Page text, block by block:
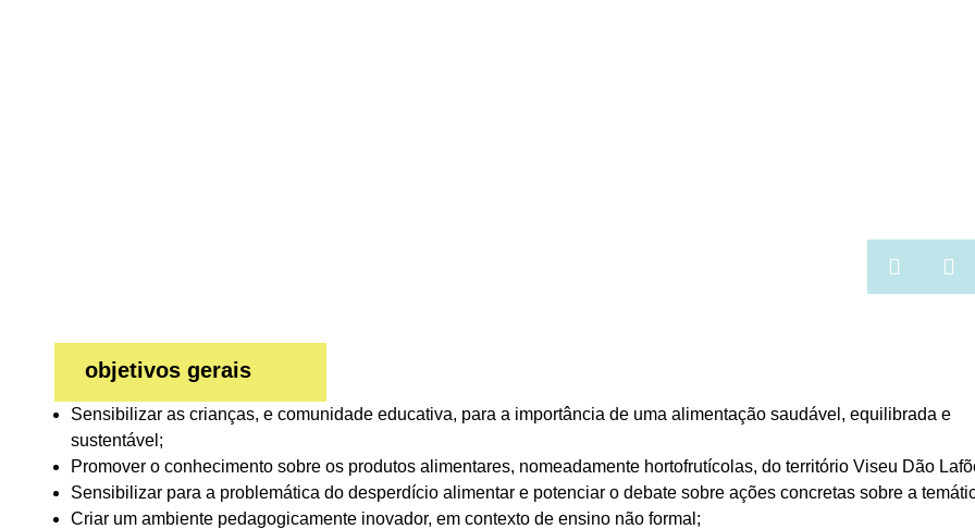
objetivos gerais
Sensibilizar as crianças, e comunidade educativa, para a importância de uma alimentação saudável, equilibrada e
sustentável;
Promover o conhecimento sobre os produtos alimentares, nomeadamente hortofrutícolas, do território Viseu Dão
Sensibilizar para a problemática do desperdício alimentar e potenciar o debate sobre ações concretas sobre a
Criar um ambiente pedagogicamente inovador, em contexto de ensino não formal;